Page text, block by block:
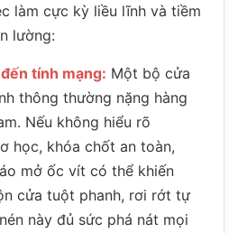
làm cực kỳ liều lĩnh và tiềm
lường:
tính mạng: Một bộ cửa
thông thường nặng hàng
Nếu không hiểu rõ
học, khóa chốt an toàn,
mở ốc vít có thể khiến
cửa tuột phanh, rơi rớt tự
này đủ sức phá nát mọi